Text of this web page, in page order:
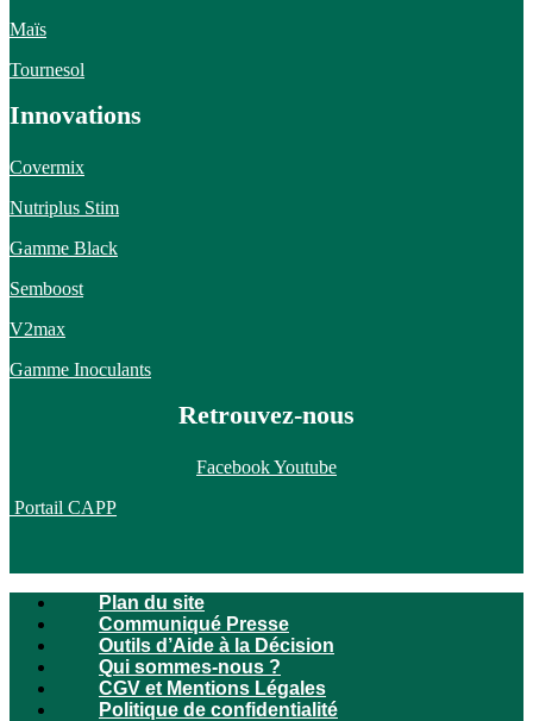
Maïs
Tournesol
Innovations
Covermix
Nutriplus Stim
Gamme Black
Semboost
V2max
Gamme Inoculants
Retrouvez-nous
FacebookYoutube
Portail CAPP
Plan du site
Communiqué Presse
Outils d’Aide à la Décision
Qui sommes-nous ?
CGV et Mentions Légales
Politique de confidentialité